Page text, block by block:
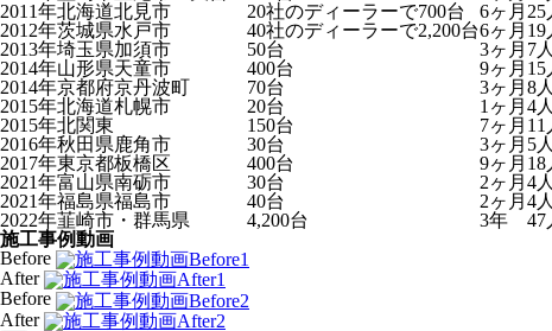
2011年北海道北見市 20社のディーラーで700台 6ヶ月 25
2012年茨城県水戸市 40社のディーラーで2,200台6ヶ月 19
2013年埼玉県加須市 50台 3ヶ月 7人
2014年山形県天童市 400台 9ヶ月 15
2014年京都府京丹波町 70台 3ヶ月 8人
2015年北海道札幌市 20台 1ヶ月 4人
2015年北関東 150台 7ヶ月 11
2016年秋田県鹿角市 30台 3ヶ月 5人
2017年東京都板橋区 400台 9ヶ月 18
2021年富山県南砺市 30台 2ヶ月 4人
2021年福島県福島市 40台 2ヶ月 4人
2022年韮崎市・群馬県 4,200台 3年
47
施工事例動画
Before
After
Before
After